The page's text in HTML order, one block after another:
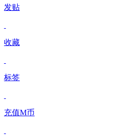
发贴
收藏
标签
充值M币